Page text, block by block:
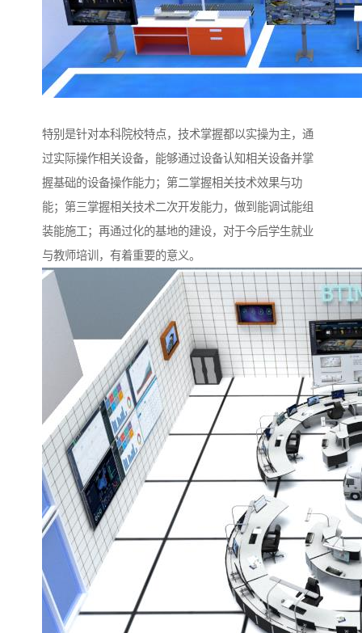
特别是针对本科院校特点，技术掌握都以实操为主，通
过实际操作相关设备，能够通过设备认知相关设备并掌
握基础的设备操作能力；第二掌握相关技术效果与功
能；第三掌握相关技术二次开发能力，做到能调试能组
装能施工；再通过化的基地的建设，对于今后学生就业
与教师培训，有着重要的意义。